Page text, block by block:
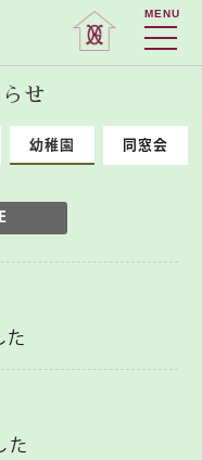
MENU
せ
幼稚園 同窓会
た